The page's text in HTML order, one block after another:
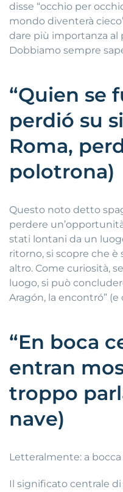
disse “occhio per
mondo diventerà
dare più importanza al
Dobbiamo sempre
“Quien se
perdió su
Roma,
polotrona)
Questo noto detto
perdere
stati lontani da un
ritorno, si scopre che
altro. Come curiosità,
luogo, si può
Aragón, la encontró”
“En boca
entran
troppo
nave)
Letteralmente: a
Il significato centrale